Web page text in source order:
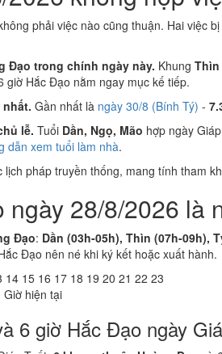
phải việc nào cũng thuận. Hai việc
Đạo trong chính ngày này. Khung Thìn
giờ Hắc Đạo nằm ngay mục kế tiếp.
Gần nhất là ngày 30/8 (Bính Tý) -
lễ. Tuổi Dần, Ngọ, Mão hợp ngày
dẫn xem tuổi làm nhà.
pháp truyền thống, mang tính tham
ngày 28/8/2026 là
Đạo: Dần (03h-05h), Thìn (07h-09h),
Đạo nên né khi ký kết hoặc xuất hành.
14 15 16 17 18 19 20 21 22 23
Giờ hiện tại
6 giờ Hắc Đạo ngày